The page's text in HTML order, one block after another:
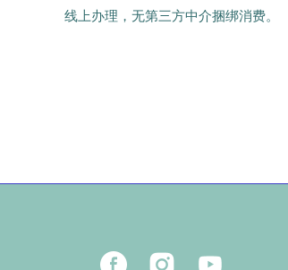
线上办理，无第三方中介捆绑消费。